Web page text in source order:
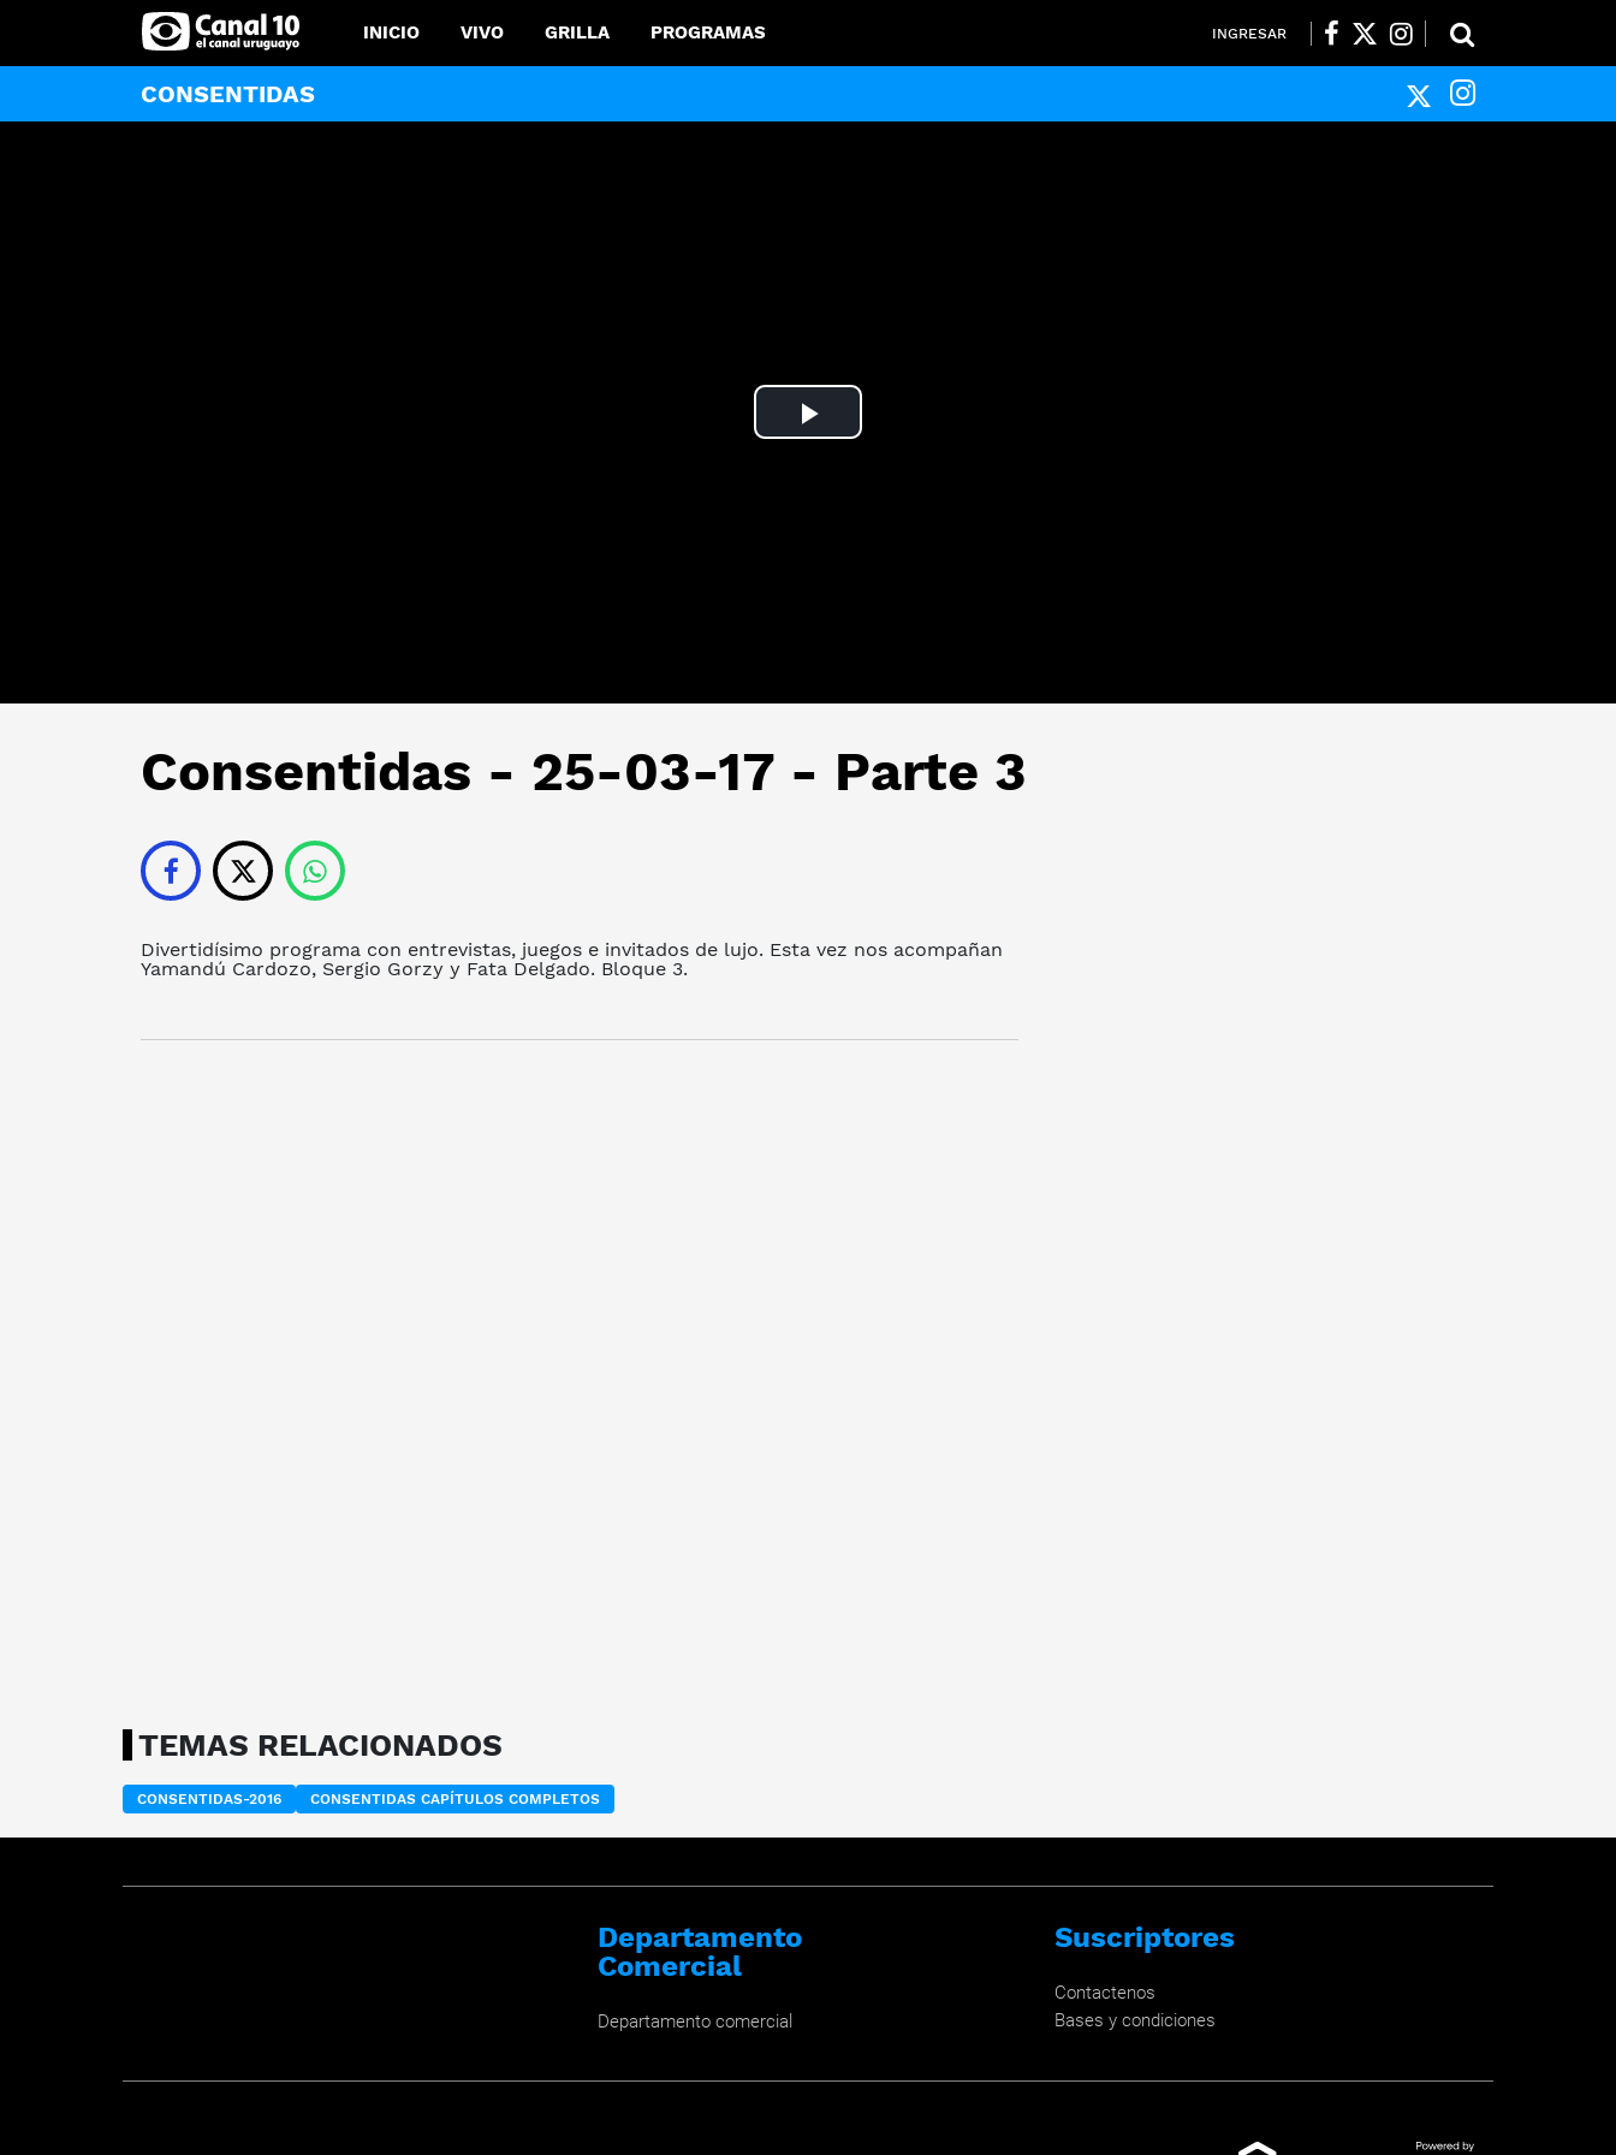
INICIO VIVO GRILLA PROGRAMAS INGRESAR
CONSENTIDAS
Play
Consentidas - 25-03-17 - Parte 3
Divertidísimo programa con entrevistas, juegos e invitados de lujo. Esta vez nos acompañan
Yamandú Cardozo, Sergio Gorzy y Fata Delgado. Bloque 3.
TEMAS RELACIONADOS
CONSENTIDAS-2016 CONSENTIDAS CAPÍTULOS COMPLETOS
Departamento
Comercial
Departamento comercial
Suscriptores
Contactenos
Bases y condiciones